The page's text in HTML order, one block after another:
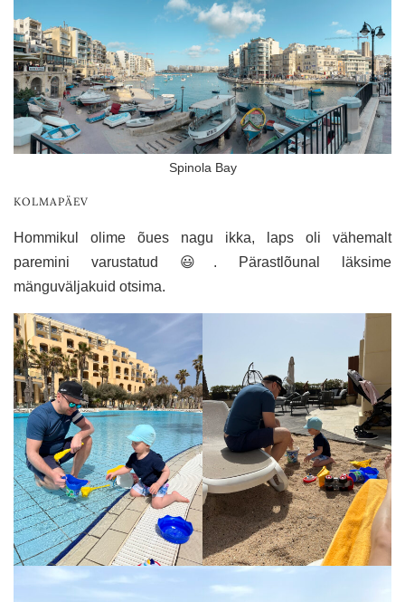
Spinola Bay
KOLMAPÄEV
Hommikul olime õues nagu ikka, laps oli vähemalt
paremini varustatud 😃. Pärastlõunal läksime
mänguväljakuid otsima.